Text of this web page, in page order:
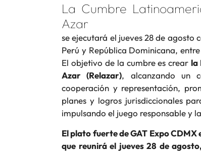
La Cumbre
Azar
se ejecutará el jueves 28 de
Perú y República Dominicana,
El objetivo de la cumbre es crear la
Azar (Relazar), alcanzando un
cooperación y representación,
planes y logros jurisdiccionales
impulsando el juego responsable y
El plato fuerte de GAT Expo
que reunirá el jueves 28 de